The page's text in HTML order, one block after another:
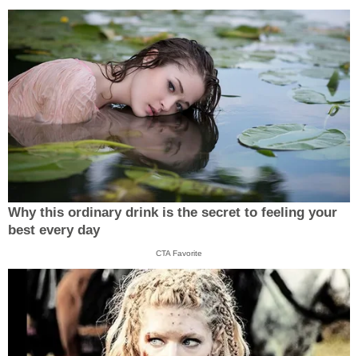
Why this ordinary drink is the secret to feeling your
best every day
CTA Favorite